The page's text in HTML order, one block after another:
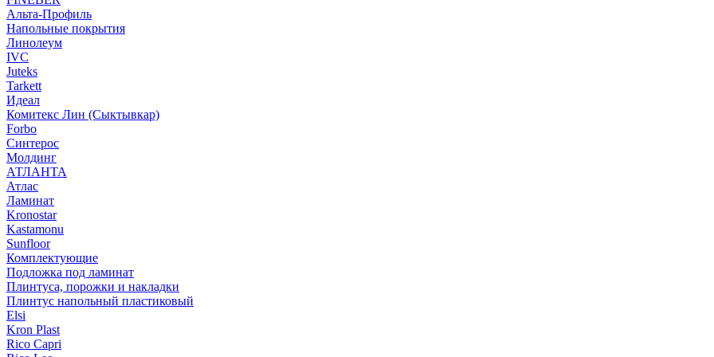
Альта-Профиль
Напольные покрытия
Линолеум
IVC
Juteks
Tarkett
Идеал
Комитекс Лин (Сыктывкар)
Forbo
Синтерос
Молдинг
АТЛАНТА
Атлас
Ламинат
Kronostar
Kastamonu
Sunfloor
Комплектующие
Подложка под ламинат
Плинтуса, порожки и накладки
Плинтус напольный пластиковый
Elsi
Kron Plast
Rico Capri